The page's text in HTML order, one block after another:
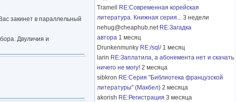
закинет в параллельный
Двуличия и
Tramell
RE:Современная корейская
литература. Книжная серия... 3 недели
nehug@cheaphub.net RE:Загадка
автора 1 месяц
Drunkenmunky RE:/sql/ 1 месяц
larin RE:Заплатила, а абонемента нет и скачать
ничего не могу! 2 месяца
sibkron RE:Серия "Библиотека французской
литературы" (Макбел) 2 месяца
akorish RE:Регистрация 3 месяца